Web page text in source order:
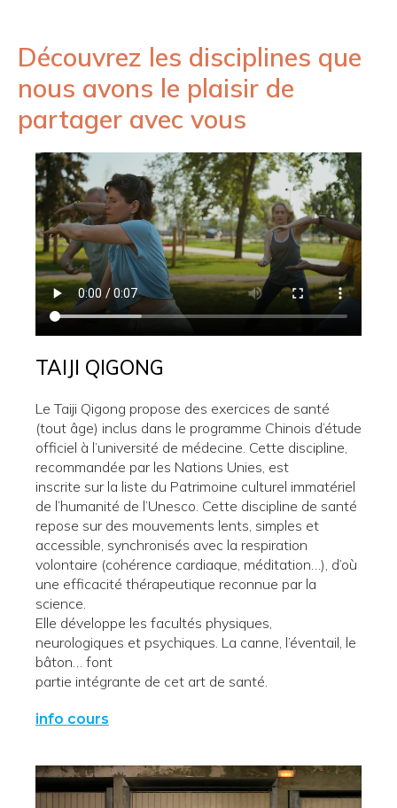
Découvrez les disciplines que
nous avons le plaisir de
partager avec vous
TAIJI QIGONG
Le Taiji Qigong propose des exercices de santé
(tout âge) inclus dans le programme Chinois d’étude
officiel à l’université de médecine. Cette discipline,
recommandée par les Nations Unies, est
inscrite sur la liste du Patrimoine culturel immatériel
de l’humanité de l’Unesco. Cette discipline de santé
repose sur des mouvements lents, simples et
accessible, synchronisés avec la respiration
volontaire (cohérence cardiaque, méditation…), d’où
une efficacité thérapeutique reconnue par la
science.
Elle développe les facultés physiques,
neurologiques et psychiques. La canne, l’éventail, le
bâton… font
partie intégrante de cet art de santé.
info cours